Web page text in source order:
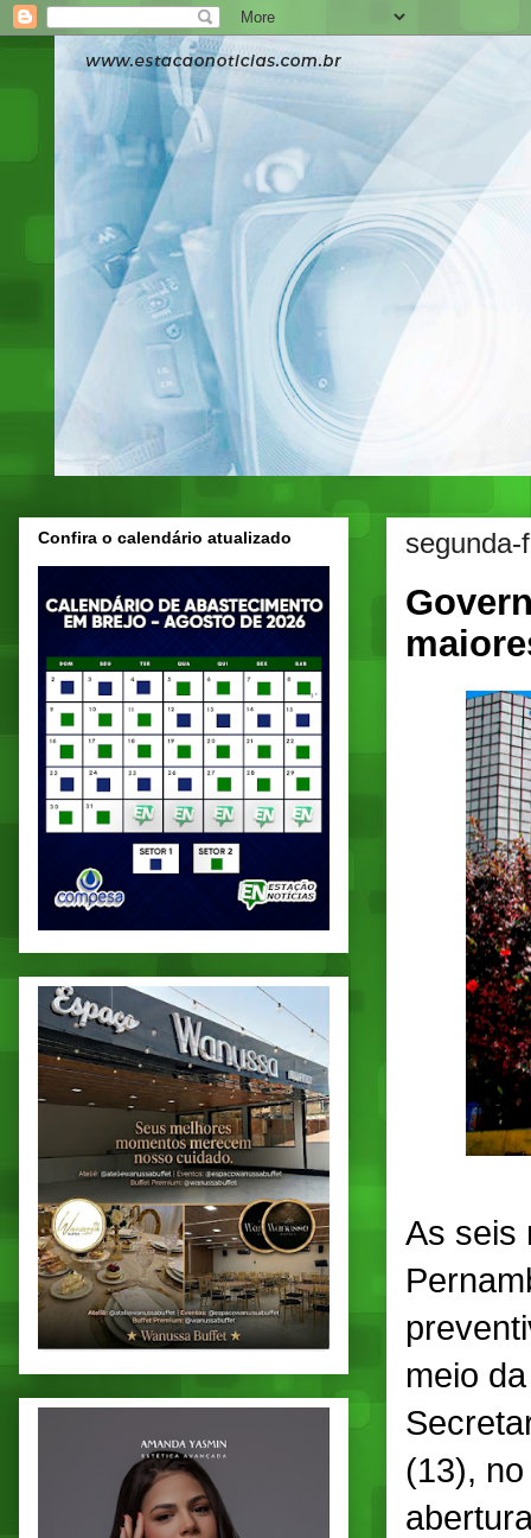
As seis
meio
(13),
Confira o calendário atualizado